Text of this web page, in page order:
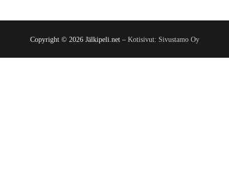
Copyright © 2026 Jälkipeli.net – Kotisivut: Sivustamo Oy